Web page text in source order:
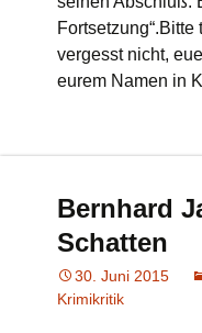
vergesst nicht,
eurem Namen in
Bernhard
Schatten
30. Juni 2015
Krimikritik